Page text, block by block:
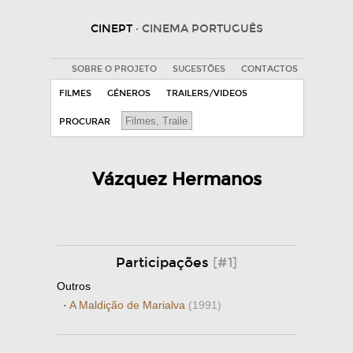
CINEPT · CINEMA PORTUGUÊS
SOBRE O PROJETO SUGESTÕES CONTACTOS
FILMES GÉNEROS TRAILERS/VIDEOS
PROCURAR
Vázquez Hermanos
Participações [#1]
Outros
· A Maldição de Marialva (1991)